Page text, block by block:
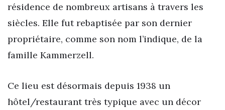
résidence de nombreux artisans à travers les
siècles. Elle fut rebaptisée par son dernier
propriétaire, comme son nom l’indique, de la
famille Kammerzell.
Ce lieu est désormais depuis 1938 un
hôtel/restaurant très typique avec un décor